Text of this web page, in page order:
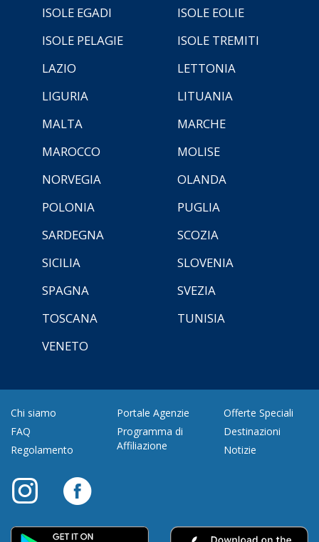
ISOLE EGADI
ISOLE EOLIE
ISOLE PELAGIE
ISOLE TREMITI
LAZIO
LETTONIA
LIGURIA
LITUANIA
MALTA
MARCHE
MAROCCO
MOLISE
NORVEGIA
OLANDA
POLONIA
PUGLIA
SARDEGNA
SCOZIA
SICILIA
SLOVENIA
SPAGNA
SVEZIA
TOSCANA
TUNISIA
VENETO
Chi siamo
FAQ
Regolamento
Portale Agenzie
Programma di
Affiliazione
Offerte Speciali
Destinazioni
Notizie